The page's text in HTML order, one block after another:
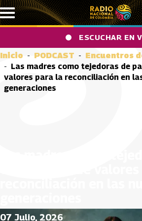
Pasar al contenido principal
ESCUCHAR EN
Inicio PODCAST
Encuentros
Las madres como tejedoras de
valores para la reconciliación en
generaciones
07 Julio, 2026